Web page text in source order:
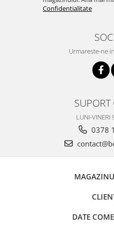
Confidentialitate
Urmareste-ne
SUPORT
LUNI-VINERI
0378
DATE